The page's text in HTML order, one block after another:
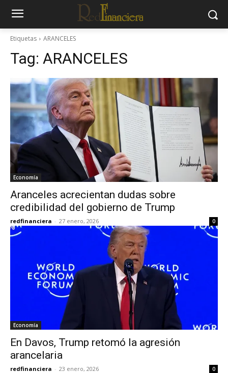
Etiquetas ARANCELES
Tag: ARANCELES
Economía
Aranceles acrecientan dudas sobre
credibilidad del gobierno de Trump
redfinanciera - 27 enero, 2026 0
Economía
En Davos, Trump retomó la agresión
arancelaria
redfinanciera - 23 enero, 2026 0